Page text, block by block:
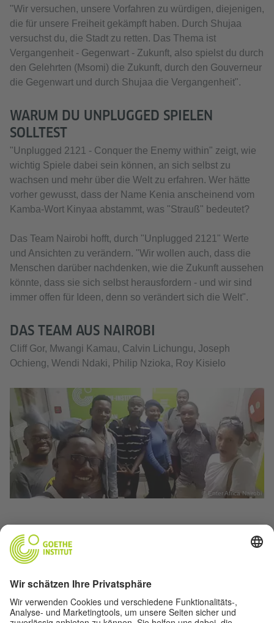
"Wir versuchen, unsere Vorfahren zu würdigen, diejenigen,
die für unsere Freiheit gekämpft haben. Durch Shujaa
versuchst du, die Stadt zu retten. Das Thema ist
Vergangenheit - Gegenwart - Zukunft, also spielst du durch
den Gelehrten (Msomi) die Zukunft, durch den Gouverneur
die Gegenwart und durch Shujaa die Vergangenheit".
WARUM DU UNPLUGGED SPIELEN
SOLLTEST
"Unplugged 2121 - Conquer the Enemy within" zeigt, wie
wichtig Spiele dabei sein können, an sich selbst zu
wachsen und mehr über die Welt zu erfahren. Wer hätte
vorher gewusst, dass der Name Kenia anscheinend vom
Kamba-Wort Kinyaa abstammt, was "Strauß" bedeutet?
Das Team Nairobi hofft, durch "Unplugged 2121" Werte
und Ansichten zu verändern. "Wir wollen auch, dass die
Menschen darüber nachdenken, wie die Zukunft aussehen
könnte, dass sie sich selbst herausfordern - und wir sind
immer offen für Ideen, denn so verändert sich die Welt".
DAS TEAM AUS NAIROBI
Cliff Gor, Mwangi Kamau, Calvin Lichungu, Joseph
Ochieng, Wendi Ndaki, Philip Nzioka, Roy Kisielo
© Enter Africa Nairobi
Artikel drucken